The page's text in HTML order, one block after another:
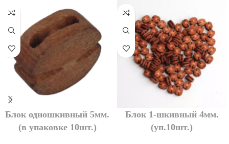
Блок одношкивный 5мм.
(в упаковке 10шт.)
Блок 1-шкивный 4мм.
(уп.10шт.)